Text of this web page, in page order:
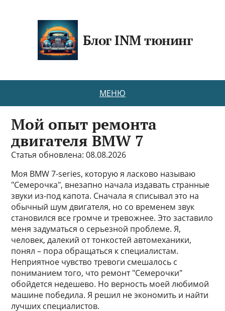
Блог INM тюнинг
МЕНЮ
Мой опыт ремонта
двигателя BMW 7
Статья обновлена: 08.08.2026
Моя BMW 7-series, которую я ласково называю
"Семерочка", внезапно начала издавать странные
звуки из-под капота. Сначала я списывал это на
обычный шум двигателя, но со временем звук
становился все громче и тревожнее. Это заставило
меня задуматься о серьезной проблеме. Я,
человек, далекий от тонкостей автомеханики,
понял – пора обращаться к специалистам.
Неприятное чувство тревоги смешалось с
пониманием того, что ремонт "Семерочки"
обойдется недешево. Но верность моей любимой
машине победила. Я решил не экономить и найти
лучших специалистов.